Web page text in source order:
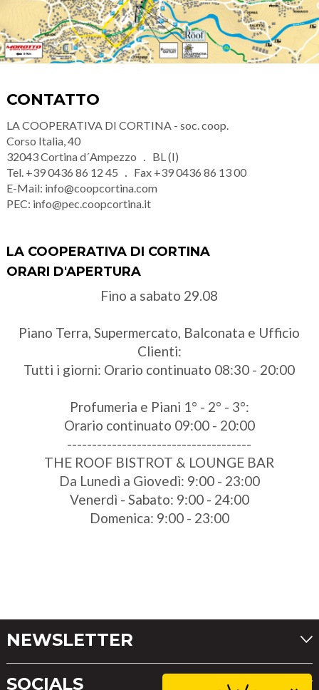
CONTATTO
LA COOPERATIVA DI CORTINA - soc. coop.
Corso Italia, 40
32043Cortina d´Ampezzo
BL (I)
Tel. +39 0436 86 12 45 Fax +39 0436 86 13 00
E-Mail: info@coopcortina.com
PEC: info@pec.coopcortina.it
LA COOPERATIVA DI CORTINA
ORARI D'APERTURA
Fino a sabato 29.08
Piano Terra, Supermercato, Balconata e Ufficio
Clienti:
Tutti i giorni: Orario continuato 08:30 - 20:00
Profumeria e Piani 1° - 2° - 3°:
Orario continuato 09:00 - 20:00
-------------------------------------
THE ROOF BISTROT & LOUNGE BAR
Da Lunedì a Giovedì: 9:00 - 23:00
Venerdì - Sabato: 9:00 - 24:00
Domenica: 9:00 - 23:00
NEWSLETTER
SOCIALS